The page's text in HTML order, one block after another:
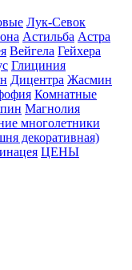
Лук-Севок
Астильба Астра
Вейгела Гейхера
Глициния
Дицентра Жасмин
Комнатные
Магнолия
многолетники
декоративная)
ЦЕНЫ